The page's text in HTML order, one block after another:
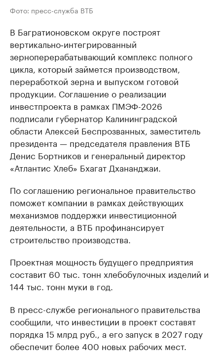
Фото: пресс-служба ВТБ
В Багратионовском округе построят
вертикально‑интегрированный
зерноперерабатывающий комплекс полного
цикла, который займется производством,
переработкой зерна и выпуском готовой
продукции. Соглашение о реализации
инвестпроекта в рамках ПМЭФ-2026
подписали губернатор Калининградской
области Алексей Беспрозванных, заместитель
президента — председателя правления ВТБ
Денис Бортников и генеральный директор
«Атлантис Хлеб» Бхагат Дхананджаи.
По соглашению региональное правительство
поможет компании в рамках действующих
механизмов поддержки инвестиционной
деятельности, а ВТБ профинансирует
строительство производства.
Проектная мощность будущего предприятия
составит 60 тыс. тонн хлебобулочных изделий и
144 тыс. тонн муки в год.
В пресс-службе регионального правительства
сообщили, что инвестиции в проект составят
порядка 15 млрд руб., а его запуск в 2027 году
обеспечит более 400 новых рабочих мест.